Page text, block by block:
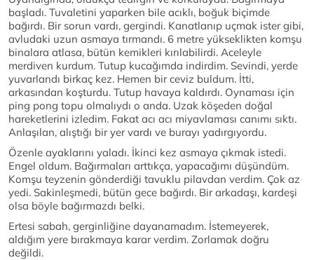
başladı. Tuvaletini yaparken bile acıklı, boğuk biçimde
bağırdı. Bir sorun vardı, gergindi. Kanatlanıp uçmak ister gibi,
avludaki uzun asmaya tırmandı. 6 metre yükseklikten komşu
binalara atlasa, bütün kemikleri kırılabilirdi. Aceleyle
merdiven kurdum. Tutup kucağımda indirdim. Sevindi, yerde
yuvarlandı birkaç kez. Hemen bir ceviz buldum. İtti,
arkasından koşturdu. Tutup havaya kaldırdı. Oynaması için
ping pong topu olmalıydı o anda. Uzak köşeden doğal
hareketlerini izledim. Fakat acı acı miyavlaması canımı sıktı.
Anlaşılan, alıştığı bir yer vardı ve burayı yadırgıyordu.
Özenle ayaklarını yaladı. İkinci kez asmaya çıkmak istedi.
Engel oldum. Bağırmaları arttıkça, yapacağımı düşündüm.
Komşu teyzenin gönderdiği tavuklu pilavdan verdim. Çok az
yedi. Sakinleşmedi, bütün gece bağırdı. Bir arkadaşı, kardeşi
olsa böyle bağırmazdı belki.
Ertesi sabah, gerginliğine dayanamadım. İstemeyerek,
aldığım yere bırakmaya karar verdim. Zorlamak doğru
değildi.